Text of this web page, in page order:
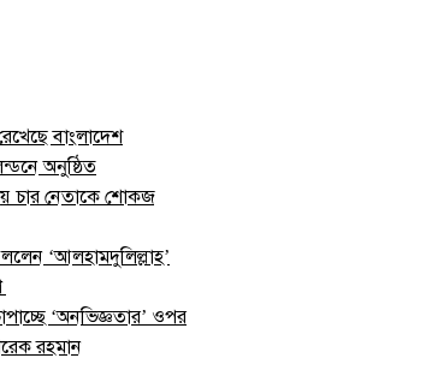
বাংলাদেশ
অনুষ্ঠিত
চার নেতাকে শোকজ
‘আলহামদুলিল্লাহ’
‘অনভিজ্ঞতার’ ওপর
রহমান